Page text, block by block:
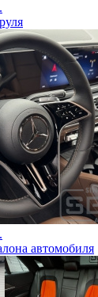
автомобиля